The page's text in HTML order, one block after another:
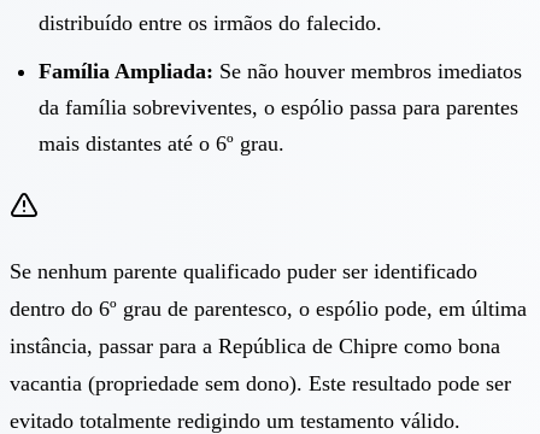
distribuído entre os irmãos do falecido.
Família Ampliada: Se não houver membros imediatos
da família sobreviventes, o espólio passa para parentes
mais distantes até o 6º grau.
Se nenhum parente qualificado puder ser identificado
dentro do 6º grau de parentesco, o espólio pode, em última
instância, passar para a República de Chipre como bona
vacantia (propriedade sem dono). Este resultado pode ser
evitado totalmente redigindo um testamento válido.